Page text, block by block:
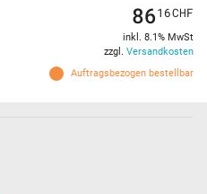
Auftragsbezogen bestellbar
8616CHF
inkl. 8.1% MwSt
zzgl. Versandkosten